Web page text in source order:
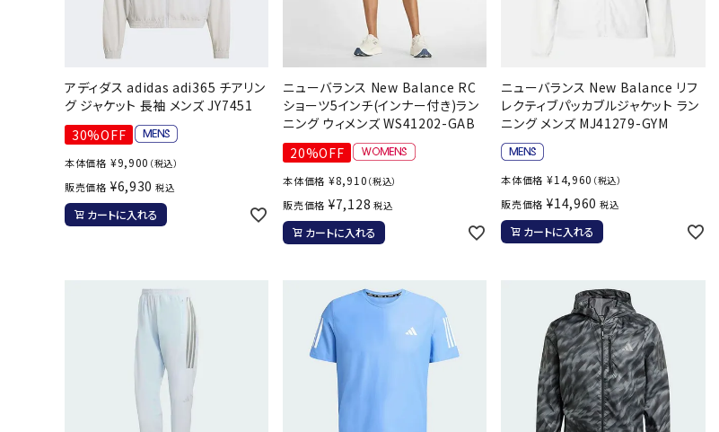
アディダス adidas adi365 チアリン
グ ジャケット 長袖 メンズ JY7451
30%OFF
本体価格 ¥9,900 （税込）
販売価格 ¥6,930 税込
カートに入れる
ニューバランス New Balance RC
ショーツ5インチ(インナー付き)ラン
ニング ウィメンズ WS41202-GAB
20%OFF
本体価格 ¥8,910 （税込）
販売価格 ¥7,128 税込
カートに入れる
ニューバランス New Balance リフ
レクティブパッカブルジャケット ラン
ニング メンズ MJ41279-GYM
本体価格 ¥14,960 （税込）
販売価格 ¥14,960 税込
カートに入れる